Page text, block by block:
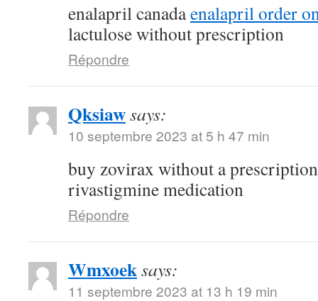
enalapril canadaenalapril order
lactulose without prescription
Répondre
Qksiawsays:
10 septembre 2023 at 5 h 47 min
buy zovirax without a
rivastigmine medication
Répondre
Wmxoeksays:
11 septembre 2023 at 13 h 19 min